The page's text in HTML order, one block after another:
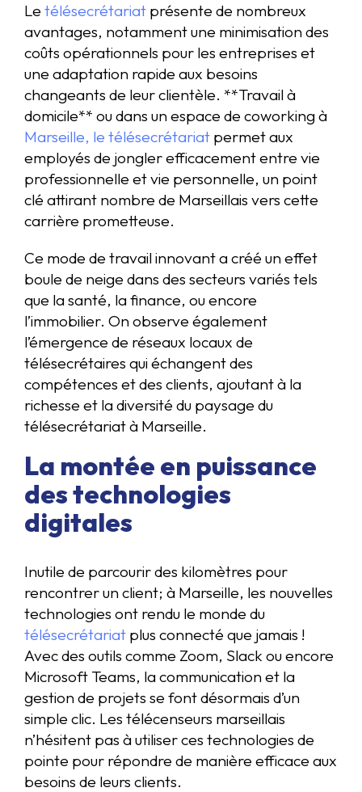
Le télésecrétariat présente de nombreux
avantages, notamment une minimisation des
coûts opérationnels pour les entreprises et
une adaptation rapide aux besoins
changeants de leur clientèle. **Travail à
domicile** ou dans un espace de coworking à
Marseille, le télésecrétariat permet aux
employés de jongler efficacement entre vie
professionnelle et vie personnelle, un point
clé attirant nombre de Marseillais vers cette
carrière prometteuse.
Ce mode de travail innovant a créé un effet
boule de neige dans des secteurs variés tels
que la santé, la finance, ou encore
l’immobilier. On observe également
l’émergence de réseaux locaux de
télésecrétaires qui échangent des
compétences et des clients, ajoutant à la
richesse et la diversité du paysage du
télésecrétariat à Marseille.
La montée en puissance
des technologies
digitales
Inutile de parcourir des kilomètres pour
rencontrer un client; à Marseille, les nouvelles
technologies ont rendu le monde du
télésecrétariat plus connecté que jamais !
Avec des outils comme Zoom, Slack ou encore
Microsoft Teams, la communication et la
gestion de projets se font désormais d’un
simple clic. Les télécenseurs marseillais
n’hésitent pas à utiliser ces technologies de
pointe pour répondre de manière efficace aux
besoins de leurs clients.